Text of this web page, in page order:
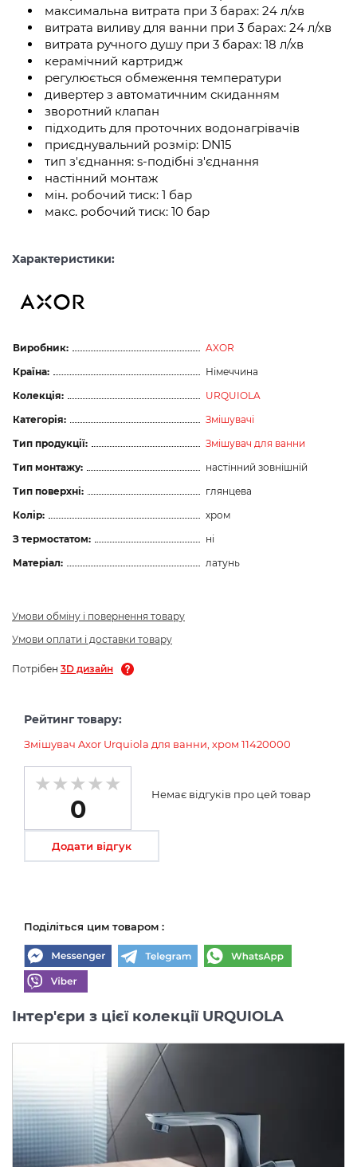
максимальна витрата при 3 барах: 24 л/хв
витрата виливу для ванни при 3 барах: 24 л/хв
витрата ручного душу при 3 барах: 18 л/хв
керамічний картридж
регулюється обмеження температури
дивертер з автоматичним скиданням
зворотний клапан
підходить для проточних водонагрівачів
приєднувальний розмір: DN15
тип з'єднання: s-подібні з'єднання
настінний монтаж
мін. робочий тиск: 1 бар
макс. робочий тиск: 10 бар
Характеристики:
Виробник:
AXOR
Країна:
Німеччина
Колекція:
URQUIOLA
Категорія:
Змішувачі
Тип продукції:
Змішувач для ванни
Тип монтажу:
настінний зовнішній
Тип поверхні:
глянцева
Колір:
хром
З термостатом:
ні
Матеріал:
латунь
Умови обміну і повернення товару
Умови оплати і доставки товару
Потрібен 3D дизайн
Рейтинг товару:
Змішувач Axor Urquiola для ванни, хром 11420000
0
Немає відгуків про цей товар
Додати відгук
Поділіться цим товаром :
Інтер'єри з цієї колекції URQUIOLA